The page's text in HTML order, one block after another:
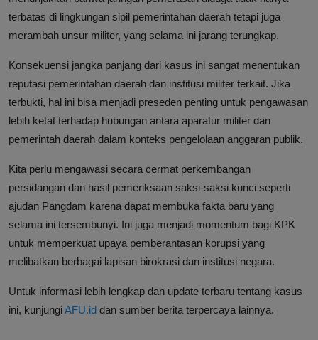
terbatas di lingkungan sipil pemerintahan daerah tetapi juga
merambah unsur militer, yang selama ini jarang terungkap.
Konsekuensi jangka panjang dari kasus ini sangat menentukan
reputasi pemerintahan daerah dan institusi militer terkait. Jika
terbukti, hal ini bisa menjadi preseden penting untuk pengawasan
lebih ketat terhadap hubungan antara aparatur militer dan
pemerintah daerah dalam konteks pengelolaan anggaran publik.
Kita perlu mengawasi secara cermat perkembangan
persidangan dan hasil pemeriksaan saksi-saksi kunci seperti
ajudan Pangdam karena dapat membuka fakta baru yang
selama ini tersembunyi. Ini juga menjadi momentum bagi KPK
untuk memperkuat upaya pemberantasan korupsi yang
melibatkan berbagai lapisan birokrasi dan institusi negara.
Untuk informasi lebih lengkap dan update terbaru tentang kasus
ini, kunjungiAFU.id dan sumber berita terpercaya lainnya.